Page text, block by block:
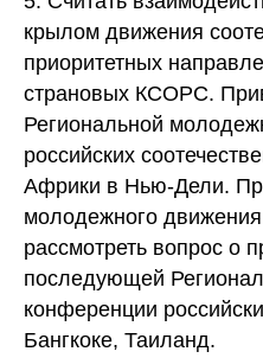
крылом движения
приоритетных
страновых КСОРС.
Региональной
российских
Африки в Нью-Дели.
молодежного движения
рассмотреть вопрос о
последующей
конференции
Бангкоке, Таиланд.